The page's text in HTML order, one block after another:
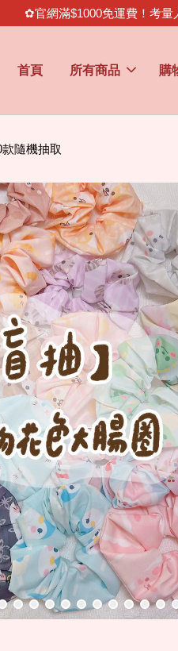
✿官網滿$1000免運費！考
首頁 所有商品 購
隨機抽取